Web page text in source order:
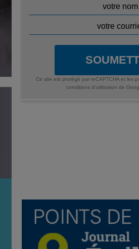
Ce site est protégé par reCAPTCHA et les
conditions d'utilisation de